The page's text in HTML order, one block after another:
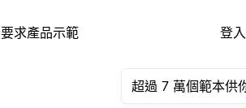
要求產品示範 登入